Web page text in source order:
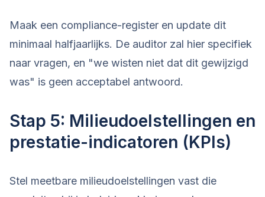
Maak een compliance-register en update dit
minimaal halfjaarlijks. De auditor zal hier specifiek
naar vragen, en "we wisten niet dat dit gewijzigd
was" is geen acceptabel antwoord.
Stap 5: Milieudoelstellingen en
prestatie-indicatoren (KPIs)
Stel meetbare milieudoelstellingen vast die